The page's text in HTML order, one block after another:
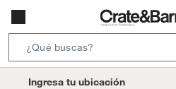
e
Ingresa tu ubicación